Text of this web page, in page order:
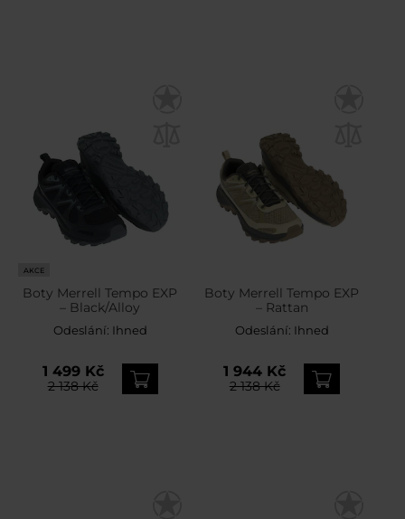
AKCE
Boty Merrell Tempo EXP
– Black/Alloy
Odeslání: Ihned
1 499 Kč
2 138 Kč
Boty Merrell Tempo EXP
– Rattan
Odeslání: Ihned
1 944 Kč
2 138 Kč